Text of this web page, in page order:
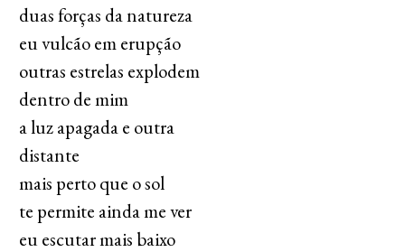
duas forças da natureza
eu vulcão em erupção
outras estrelas explodem
dentro de mim
a luz apagada e outra
distante
mais perto que o sol
te permite ainda me ver
eu escutar mais baixo